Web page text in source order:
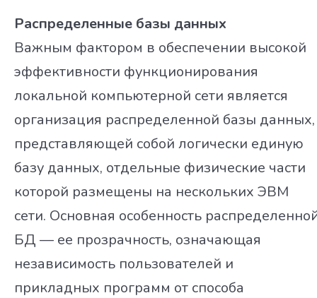
Распределенные базы данных
Важным фактором в обеспечении высокой
эффективности функционирования
локальной компьютерной сети является
организация распределенной базы данных,
представляющей собой логически единую
базу данных, отдельные физические части
которой размещены на нескольких ЭВМ
сети. Основная особенность
БД — ее прозрачность, означающая
независимость пользователей и
прикладных программ от способа